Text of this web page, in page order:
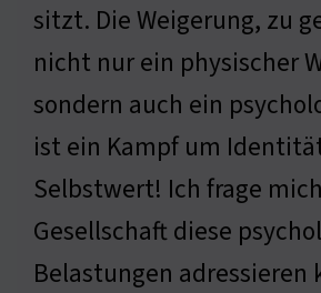
sitzt. Die Weigerung, zu
nicht nur ein physischer
sondern auch ein
ist ein Kampf um
Selbstwert! Ich frage
Gesellschaft diese
Belastungen